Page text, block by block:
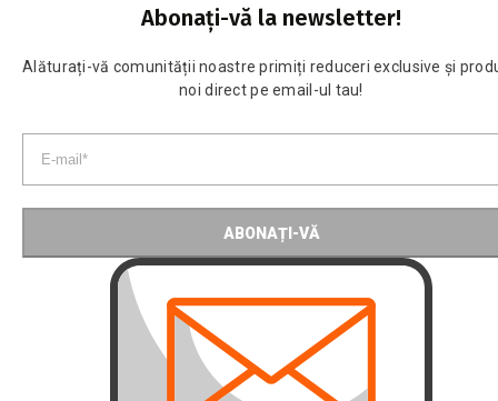
Abonați-vă la newsletter!
Alăturați-vă comunității noastre primiți reduceri exclusive și
noi direct pe email-ul tau!
ABONAȚI-VĂ